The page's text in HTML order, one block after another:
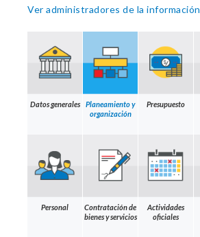
Ver administradores de la información
Datos generales
Planeamiento y
organización
Presupuesto
Personal
Contratación de
bienes y servicios
Actividades
oficiales